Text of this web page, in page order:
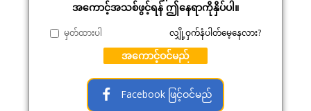
အကောင့်အသစ်ဖွင့်ရန် ဤနေရာကိုနှိပ်ပါ။
မှတ်ထားပါ လျှို့ဝှက်နံပါတ်မေ့နေလား?
အကောင့်ဝင်မည်
Facebook ဖြင့်ဝင်မည်